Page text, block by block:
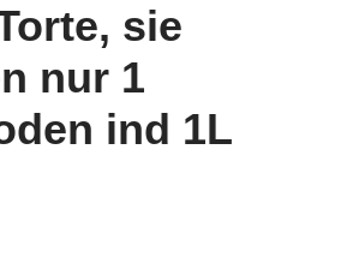
sie
nur 1
ind 1L